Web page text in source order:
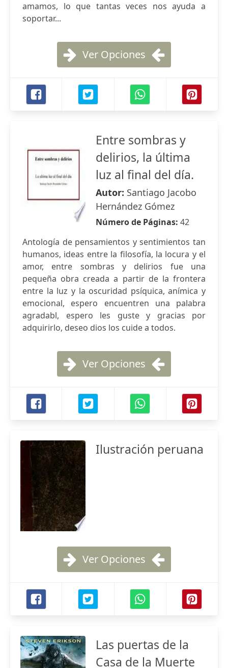
amamos, lo que tantas veces nos ayuda a
soportar...
Ver Opciones
Entre sombras y
delirios, la última
luz al final del día.
Autor: Santiago Jacobo
Hernández Gómez
Número de Páginas: 42
Antología de pensamientos y sentimientos tan
humanos, ideas entre la filosofía, la locura y el
amor, entre sombras y delirios fue una
pequeña obra creada a partir de la frontera
entre la luz y la oscuridad psíquica, anímica y
emocional, espero encuentren una palabra
agradabl, espero les guste y gracias por
adquirirlo, deseo dios los cuide a todos.
Ver Opciones
Ilustración peruana
Ver Opciones
Las puertas de la
Casa de la Muerte